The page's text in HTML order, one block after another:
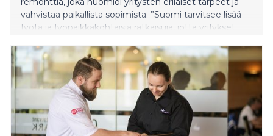
vahvistaa paikallista sopimista. ”Suomi tarvitsee lisää
työtä ja työpaikkakohtaisia ratkaisuja, jotta yritykset
Nykyinen sääntely ei tunnista riittävästi pk-yritysten
toimintaympäristöjen eroja”, toimitusjohtaja Mikael
Pentikäinen Suomen Yrittäjistä sanoo.